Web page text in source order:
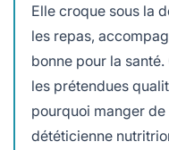
Elle croque sous la
les repas,
bonne pour la
les prétendues
pourquoi manger de
dététicienne